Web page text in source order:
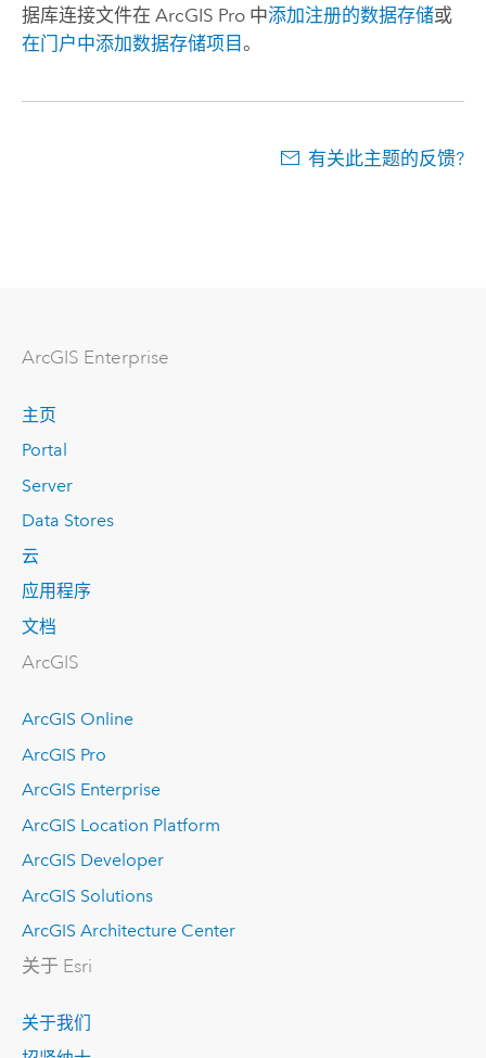
据库连接文件在 ArcGIS Pro中添加注册的数据存储或
在门户中添加数据存储项目 。
有关此主题的反馈?
ArcGIS Enterprise
主页
Portal
Server
Data Stores
云
应用程序
文档
ArcGIS
ArcGIS Online
ArcGIS Pro
ArcGIS Enterprise
ArcGIS Location Platform
ArcGIS Developer
ArcGIS Solutions
ArcGIS Architecture Center
关于 Esri
关于我们